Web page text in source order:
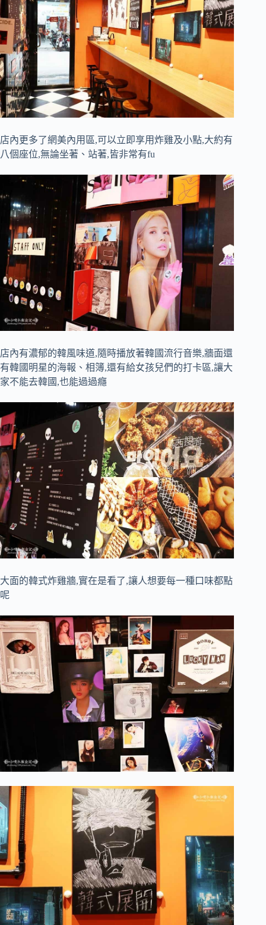
店內更多了網美內用區,可以立即享用炸雞及小點,大約有
八個座位,無論坐著、站著,皆非常有fu
店內有濃郁的韓風味道,隨時播放著韓國流行音樂,牆面還
有韓國明星的海報、相簿,還有給女孩兒們的打卡區,讓大
家不能去韓國,也能過過癮
大面的韓式炸雞牆,實在是看了,讓人想要每一種口味都點
呢